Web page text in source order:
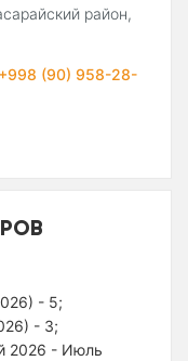
район,
+998 (90) 958-28-
- 5;
- 3;
2026 - Июль